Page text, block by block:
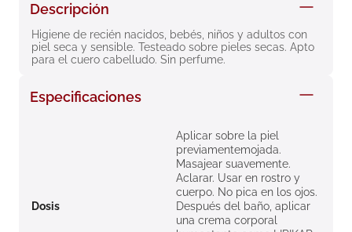
Descripción
Higiene de recién nacidos, bebés, niños y adultos con
piel seca y sensible. Testeado sobre pieles secas. Apto
para el cuero cabelludo. Sin perfume.
Especificaciones
Dosis
Aplicar sobre la piel
previamentemojada.
Masajear suavemente.
Aclarar. Usar en rostro y
cuerpo. No pica en los ojos.
Después del baño, aplicar
una crema corporal
roche posay
9. megacistin